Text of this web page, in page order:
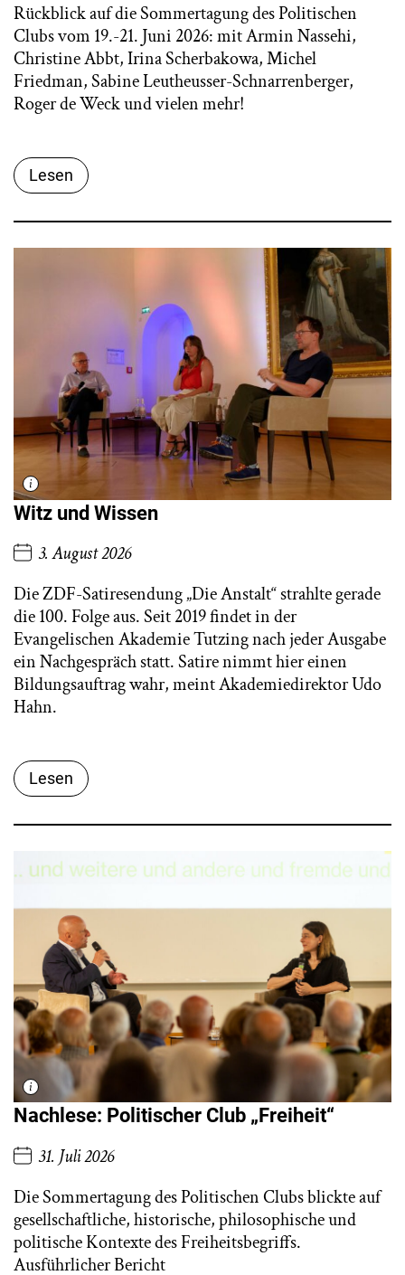
Rückblick auf die Sommertagung des Politischen
Clubs vom 19.-21. Juni 2026: mit Armin Nassehi,
Christine Abbt, Irina Scherbakowa, Michel
Friedman, Sabine Leutheusser-Schnarrenberger,
Roger de Weck und vielen mehr!
Lesen
Witz und Wissen
3. August 2026
Die ZDF-Satiresendung „Die Anstalt“ strahlte gerade
die 100. Folge aus. Seit 2019 findet in der
Evangelischen Akademie Tutzing nach jeder Ausgabe
ein Nachgespräch statt. Satire nimmt hier einen
Bildungsauftrag wahr, meint Akademiedirektor Udo
Hahn.
Lesen
Nachlese: Politischer Club „Freiheit“
31. Juli 2026
Die Sommertagung des Politischen Clubs blickte auf
gesellschaftliche, historische, philosophische und
politische Kontexte des Freiheitsbegriffs.
Ausführlicher Bericht